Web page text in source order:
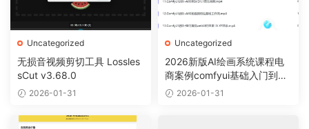
Uncategorized
无损音视频剪切工具 Lossles
sCut v3.68.0
2026-01-31
Uncategorized
2026新版AI绘画系统课程电
商案例comfyui基础入门到精
通视频教程
2026-01-31